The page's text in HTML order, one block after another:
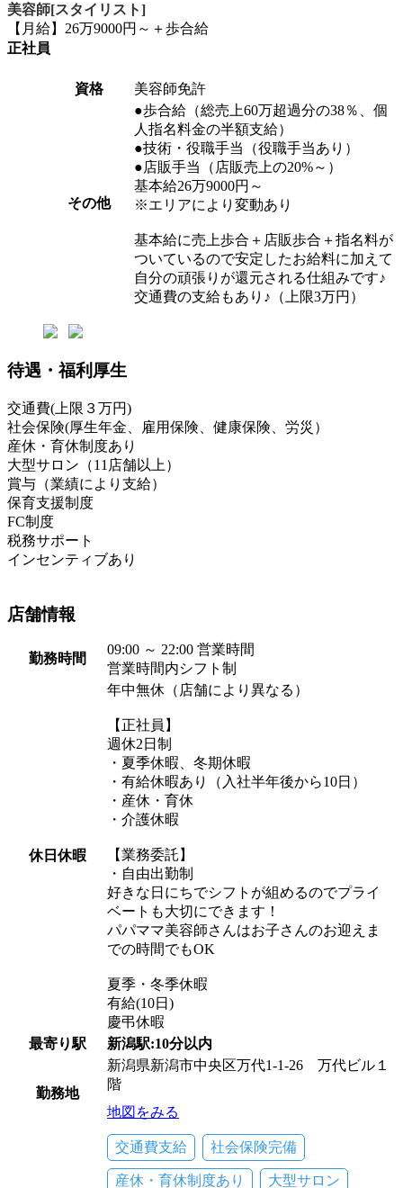
美容師[スタイリスト]
【月給】26万9000円～＋歩合給
正社員
資格 美容師免許
その他
●歩合給（総売上60万超過分の38％、個
人指名料金の半額支給）
●技術・役職手当（役職手当あり）
●店販手当（店販売上の20%～）
基本給26万9000円～
※エリアにより変動あり
基本給に売上歩合＋店販歩合＋指名料が
ついているので安定したお給料に加えて
自分の頑張りが還元される仕組みです♪
交通費の支給もあり♪（上限3万円）
待遇・福利厚生
交通費(上限３万円)
社会保険(厚生年金、雇用保険、健康保険、労災）
産休・育休制度あり
大型サロン（11店舗以上）
賞与（業績により支給）
保育支援制度
FC制度
税務サポート
インセンティブあり
店舗情報
勤務時間
09:00 ～ 22:00 営業時間
営業時間内シフト制
休日休暇
年中無休（店舗により異なる）
【正社員】
週休2日制
・夏季休暇、冬期休暇
・有給休暇あり（入社半年後から10日）
・産休・育休
・介護休暇
【業務委託】
・自由出勤制
好きな日にちでシフトが組めるのでプライ
ベートも大切にできます！
パパママ美容師さんはお子さんのお迎えま
での時間でもOK
夏季・冬季休暇
有給(10日)
慶弔休暇
最寄り駅
新潟駅:10分以内
勤務地
新潟県新潟市中央区万代1-1-26 万代ビル１
階
地図をみる
交通費支給 社会保険完備
産休・育休制度あり 大型サロン